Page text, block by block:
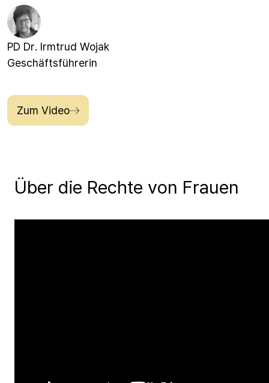
PD Dr. Irmtrud Wojak
Geschäftsführerin
Zum Video
Über die Rechte von Frauen